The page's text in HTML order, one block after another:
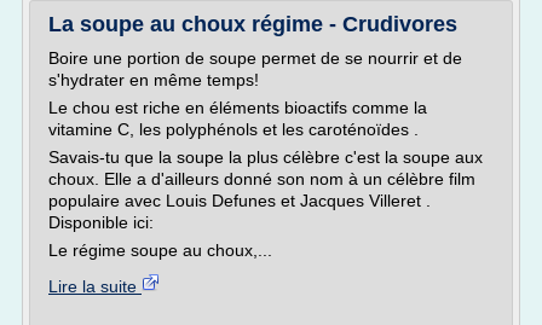
La soupe au choux régime - Crudivores
Boire une portion de soupe permet de se nourrir et de
s'hydrater en même temps!
Le chou est riche en éléments bioactifs comme la
vitamine C, les polyphénols et les caroténoïdes .
Savais-tu que la soupe la plus célèbre c'est la soupe aux
choux. Elle a d'ailleurs donné son nom à un célèbre film
populaire avec Louis Defunes et Jacques Villeret .
Disponible ici:
Le régime soupe au choux,...
Lire la suite